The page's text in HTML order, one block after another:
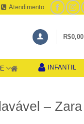
Atendimento
R$0,00
INFANTIL
– Zara